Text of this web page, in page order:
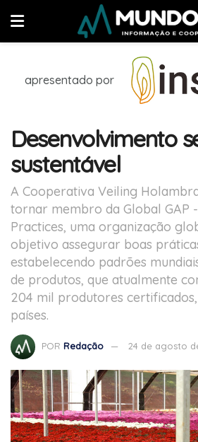
apresentado por
Desenvolvimento
sustentável
A Cooperativa Veiling
tornar membro da Global GAP
Practices, uma organização
objetivo assegurar boas
estabelecendo padrões
de produtos, que atualmente
204 mil produtores
países.
POR Redação 24 de agosto